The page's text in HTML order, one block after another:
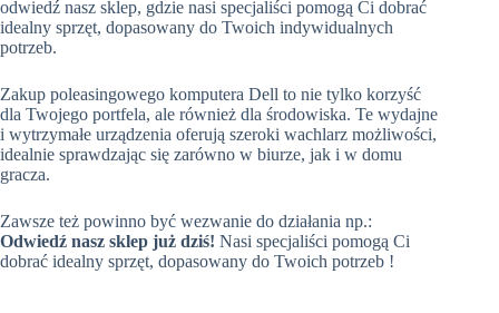
odwiedź nasz sklep, gdzie nasi specjaliści pomogą Ci dobrać
idealny sprzęt, dopasowany do Twoich indywidualnych
potrzeb.
Zakup poleasingowego komputera Dell to nie tylko korzyść
dla Twojego portfela, ale również dla środowiska. Te wydajne
i wytrzymałe urządzenia oferują szeroki wachlarz możliwości,
idealnie sprawdzając się zarówno w biurze, jak i w domu
gracza.
Zawsze też powinno być wezwanie do działania np.:
Odwiedź nasz sklep już dziś! Nasi specjaliści pomogą Ci
dobrać idealny sprzęt, dopasowany do Twoich potrzeb !